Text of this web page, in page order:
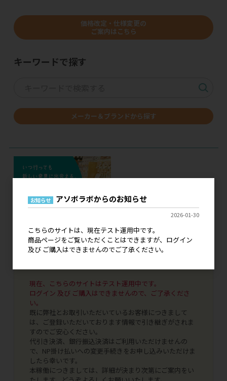
価格改定・仕様変更の
ご案内はこちら
キーワードで探す
メーカー＆ブランドから探す
現在、こちらのサイトはテスト運用中です。
ログイン 及び ご購入はできませんので、ご了承くださ
い。
既に弊社とお取引いただいているお客様につきまして
は、ご登録いただいております情報で引き継ぎがされま
すのでご安心ください。
代引き決済、銀行振込決済はご利用いただけませんの
で、NP掛け払いへの変更手続きをお申し込みいただけま
したら幸いです。
本稼働につきましては、詳細が決まり次第にご案内をい
お知らせ アソボラボからのお知らせ
2026-01-30
こちらのサイトは、現在テスト運用中です。
商品ページをご覧いただくことはできますが、ログイン
及び ご購入はできませんのでご了承ください。